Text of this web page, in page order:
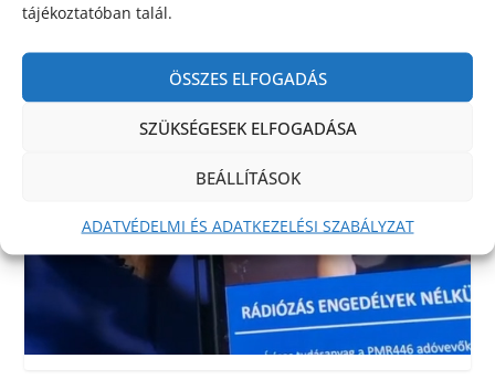
tájékoztatóban talál.
ÖSSZES ELFOGADÁS
SZÜKSÉGESEK ELFOGADÁSA
BEÁLLÍTÁSOK
ADATVÉDELMI ÉS ADATKEZELÉSI SZABÁLYZAT